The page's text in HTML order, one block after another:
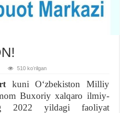
510 koʻrilgan
kuni Oʻzbekiston Milliy
Buxoriy xalqaro ilmiy-
2022 yildagi faoliyat